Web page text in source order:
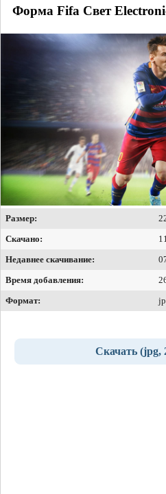
Форма Fifa Свет
Размер:
Скачано:
Недавнее скачивание:
Время добавления:
Формат:
Скачать (jpg,